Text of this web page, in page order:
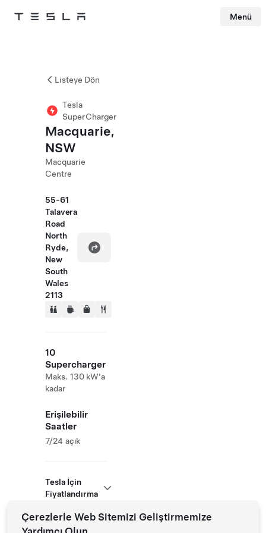
Tesla Menü
Listeye Dön
Tesla
SuperCharger
Macquarie,
NSW
Macquarie
Centre
55-61
Talavera
Road
North
Ryde,
New
South
Wales
2113
10
Supercharger
Maks. 130 kW'a
kadar
Erişilebilir
Saatler
7/24 açık
Tesla İçin
Fiyatlandırma
Çerezlerle Web Sitemizi Geliştirmemize